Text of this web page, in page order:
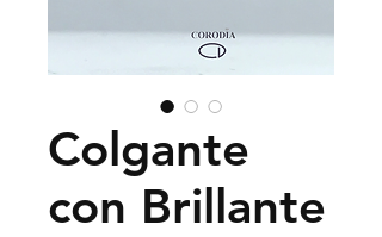
Colgante
con Brillante